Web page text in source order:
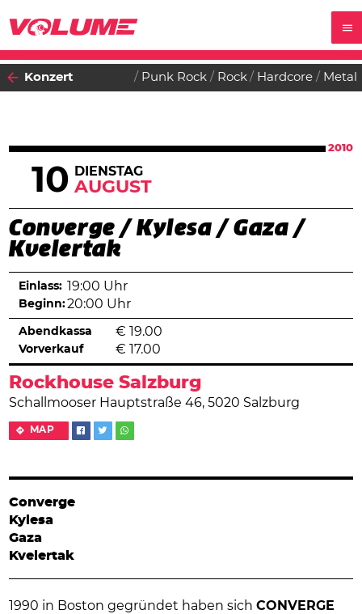
Konzert Punk Rock Rock Hardcore Metal
2010
10 DIENSTAG
AUGUST
Converge / Kylesa / Gaza /
Kvelertak
Rockhouse Salzburg
Schallmooser Hauptstraße 46, 5020 Salzburg
MAP
Einlass: 19:00 Uhr
Beginn:20:00 Uhr
Abendkassa € 19.00
Vorverkauf € 17.00
Converge
Kylesa
Gaza
Kvelertak
1990 in Boston gegründet haben sichCONVERGE